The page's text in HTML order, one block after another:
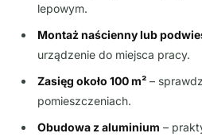
lepowym.
Montaż naścienny lub
urządzenie do miejsca pracy.
Zasięg około 100 m² –
pomieszczeniach.
Obudowa z aluminium –